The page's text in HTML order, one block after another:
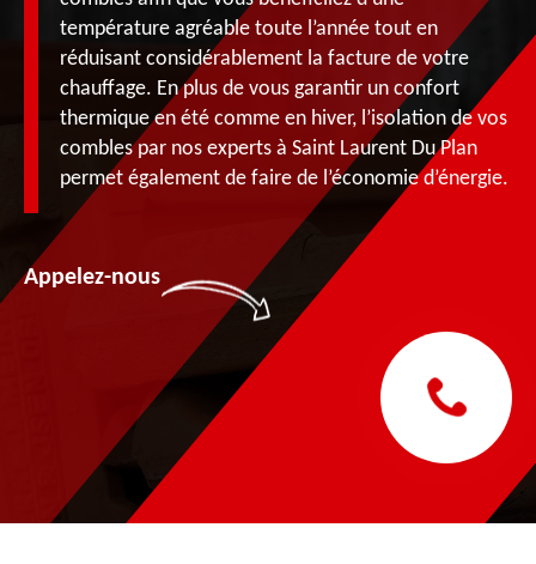
température agréable toute l’année tout en
réduisant considérablement la facture de votre
chauffage. En plus de vous garantir un confort
thermique en été comme en hiver, l’isolation de vos
combles par nos experts à Saint Laurent Du Plan
permet également de faire de l’économie d’énergie.
Appelez-nous